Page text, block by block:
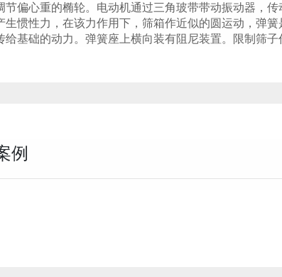
节偏心重的椭轮。电动机通过三角玻带带动振动器，
生惯性力，在该力作用下，筛箱作近似的圆运动，弹
给基础的动力。弹簧座上横向装有阻尼装置。限制筛子
例